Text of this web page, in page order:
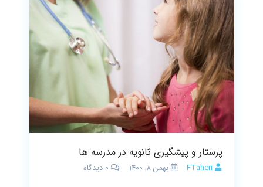
پرستار و پیشگیری ثانویه در مدرسه ها
FTaheri بهمن ۸, ۱۴۰۰ 0 دیدگاه